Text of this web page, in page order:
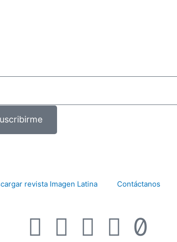
revista Imagen Latina Contáctanos
F
I
T
Y
T